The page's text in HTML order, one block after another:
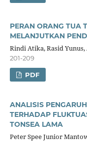
PERAN ORANG TUA
MELANJUTKAN
Rindi Atika, Rasid
201-209
PDF
ANALISIS
TERHADAP
TONSEA LAMA
Peter Spee Junior